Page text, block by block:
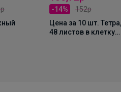
-14%
152р
Цена за 10 шт.
48 листов в клетку